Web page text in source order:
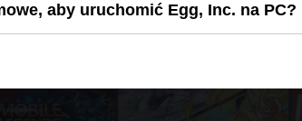
aby uruchomić Egg, Inc. na PC?